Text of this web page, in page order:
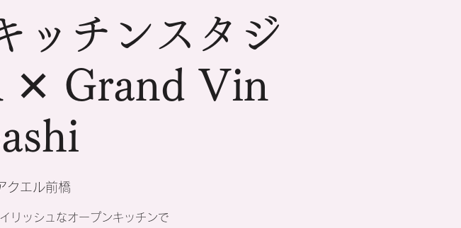
ッチンスタジ
Grand Vin
クエル前橋
リッシュなオープンキッチンで